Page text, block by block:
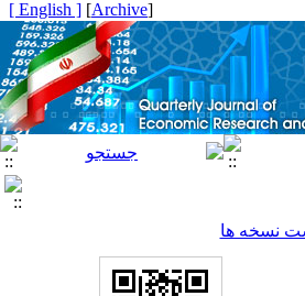
[
Archive
]
[ English ]
نسخه ها